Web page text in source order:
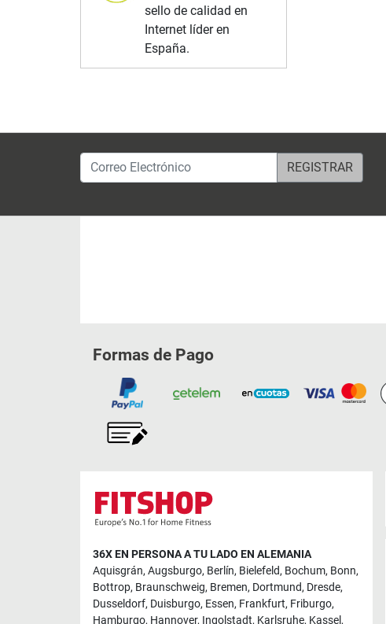
sello de calidad en
Internet líder en
España.
Correo Electrónico
Formas de Pago
36X EN PERSONA A TU LADO EN ALEMANIA
Aquisgrán, Augsburgo, Berlín, Bielefeld, Bochum, Bonn,
Bottrop, Braunschweig, Bremen, Dortmund, Dresde,
Dusseldorf, Duisburgo, Essen, Frankfurt, Friburgo,
Hamburgo, Hannover, Ingolstadt, Karlsruhe, Kassel,